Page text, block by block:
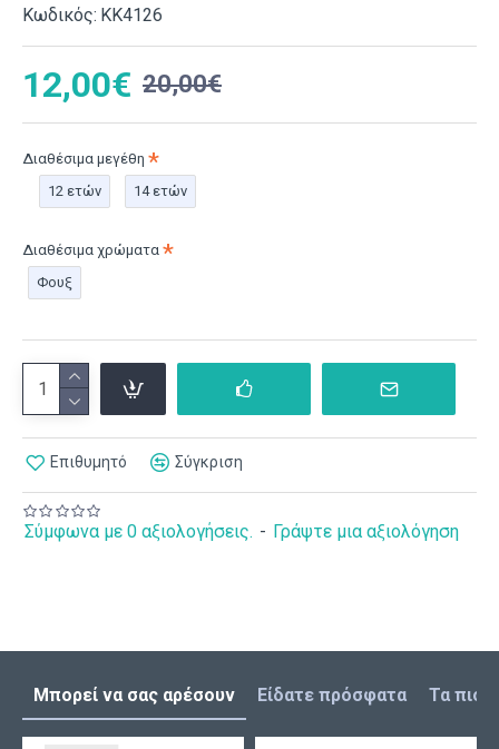
Κωδικός: ΚΚ4126
Σύμφωνα με 0 αξιολογήσεις. - Γράψτε μια αξιολόγηση
12,00€ 20,00€
Διαθέσιμα μεγέθη
12 ετών
14 ετών
Διαθέσιμα χρώματα
Φουξ
Επιθυμητό Σύγκριση
Μπορεί να σας αρέσουν Είδατε πρόσφατα Τα πιο